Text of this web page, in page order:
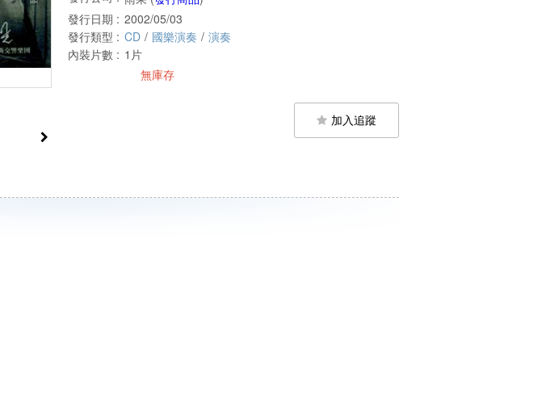
發行日期 : 2002/05/03
發行類型 : CD / 國樂演奏 / 演奏
內裝片數 : 1片
無庫存
加入追蹤